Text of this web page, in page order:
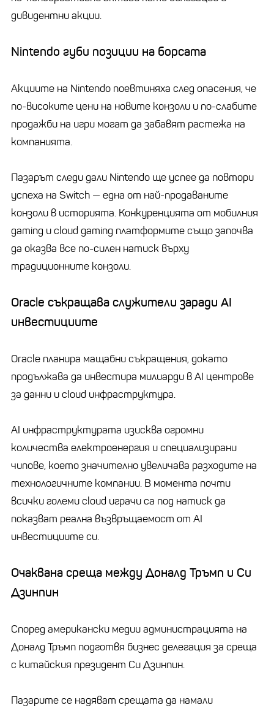
дивидентни акции.
Nintendo губи позиции на борсата
Акциите на Nintendo поевтиняха след опасения, че
по-високите цени на новите конзоли и по-слабите
продажби на игри могат да забавят растежа на
компанията.
Пазарът следи дали Nintendo ще успее да повтори
успеха на Switch — една от най-продаваните
конзоли в историята. Конкуренцията от мобилния
gaming и cloud gaming платформите също започва
да оказва все по-силен натиск върху
традиционните конзоли.
Oracle съкращава служители заради AI
инвестициите
Oracle планира мащабни съкращения, докато
продължава да инвестира милиарди в AI центрове
за данни и cloud инфраструктура.
AI инфраструктурата изисква огромни
количества електроенергия и специализирани
чипове, което значително увеличава разходите на
технологичните компании. В момента почти
всички големи cloud играчи са под натиск да
показват реална възвръщаемост от AI
инвестициите си.
Очаквана среща между Доналд Тръмп и Си
Дзинпин
Според американски медии администрацията на
Доналд Тръмп подготвя бизнес делегация за среща
с китайския президент Си Дзинпин.
Пазарите се надяват срещата да намали